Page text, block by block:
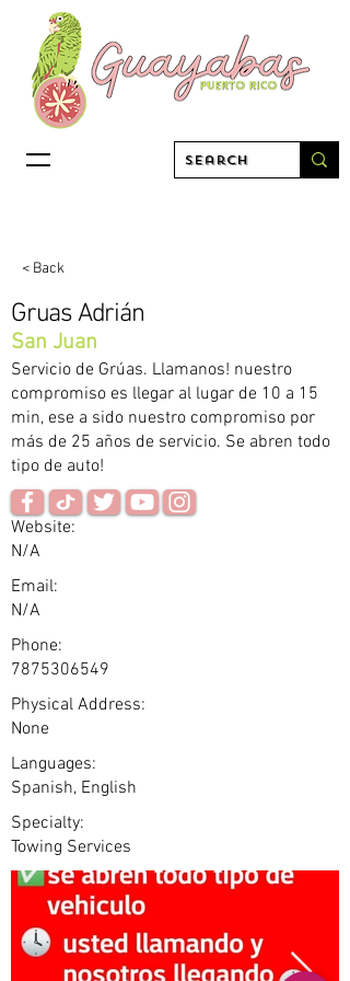
< Back
Gruas Adrián
San Juan
Servicio de Grúas. Llamanos! nuestro
compromiso es llegar al lugar de 10 a 15
min, ese a sido nuestro compromiso por
más de 25 años de servicio. Se abren todo
tipo de auto!
Website:
N/A
Email:
N/A
Phone:
7875306549
Physical Address:
None
Languages:
Spanish, English
Specialty:
Towing Services